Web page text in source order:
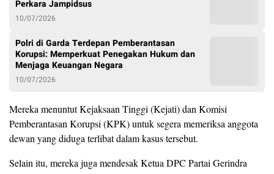
Perkara Jampidsus
10/07/2026
Polri di Garda Terdepan Pemberantasan
Korupsi: Memperkuat Penegakan Hukum dan
Menjaga Keuangan Negara
10/07/2026
Mereka menuntut Kejaksaan Tinggi (Kejati) dan Komisi
Pemberantasan Korupsi (KPK) untuk segera memeriksa anggota
dewan yang diduga terlibat dalam kasus tersebut.
Selain itu, mereka juga mendesak Ketua DPC Partai Gerindra